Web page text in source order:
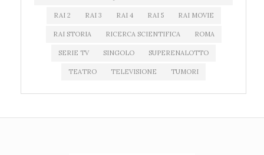
RAI 2 RAI 3 RAI 4 RAI 5 RAI MOVIE
RAI STORIA RICERCA SCIENTIFICA ROMA
SERIE TV SINGOLO SUPERENALOTTO
TEATRO TELEVISIONE TUMORI